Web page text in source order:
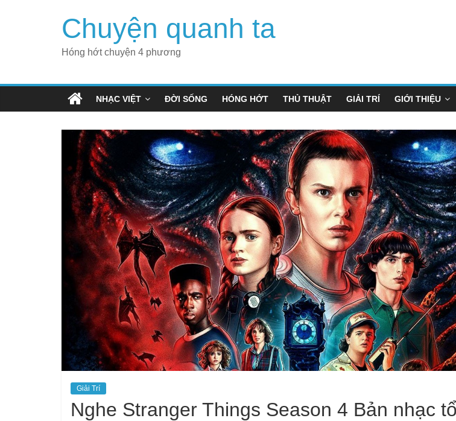
Chuyện quanh ta
Hóng hớt chuyện 4 phương
NHẠC VIỆT ĐỜI SỐNG HÓNG HỚT THỦ THUẬT GIẢI TRÍ GIỚI THIỆU
Giải Trí
Nghe Stranger Things Season 4 Bản nhạc